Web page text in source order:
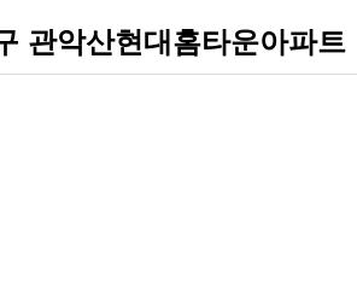
관악산현대홈타운아파트